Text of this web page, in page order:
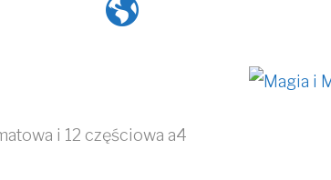
i 12 częściowa a4